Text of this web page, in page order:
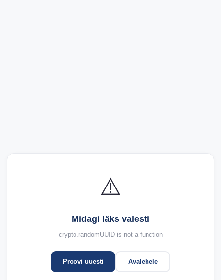
⚠️
Midagi läks valesti
crypto.randomUUID is not a function
Proovi uuesti Avalehele